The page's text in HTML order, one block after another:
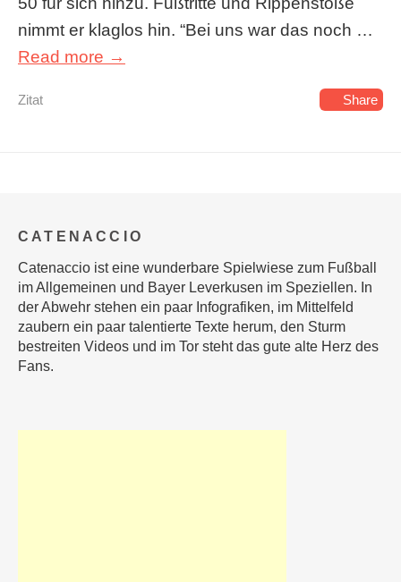
nimmt er klaglos hin. “Bei uns war das noch …
Read more →
Zitat Share
CATENACCIO
Catenaccio ist eine wunderbare Spielwiese zum Fußball
im Allgemeinen und Bayer Leverkusen im Speziellen. In
der Abwehr stehen ein paar Infografiken, im Mittelfeld
zaubern ein paar talentierte Texte herum, den Sturm
bestreiten Videos und im Tor steht das gute alte Herz des
Fans.